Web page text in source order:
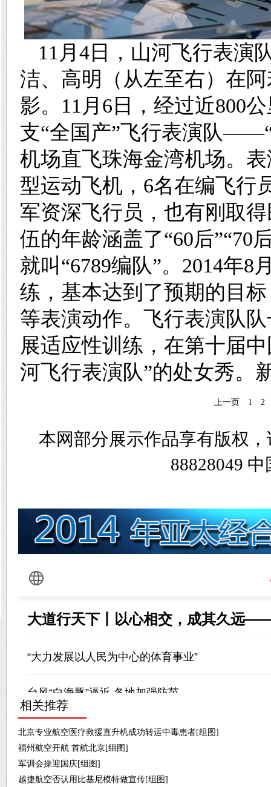
11月4日，山河飞行表演
洁、高明（从左至右）在
影。11月6日，经过近800
支“全国产”飞行表演队
机场直飞珠海金湾机场。
型运动飞机，6名在编飞行
军资深飞行员，也有刚取
伍的年龄涵盖了“60后”“70
就叫“6789编队”。2014年
练，基本达到了预期的目
等表演动作。飞行表演队
展适应性训练，在第十届
河飞行表演队”的处女秀。
上一页 1 2
本网部分展示作品享有版权
88828049
相关推荐
北京专业航空医疗救援直升机成功转运中毒患者[组图]
福州航空开航 首航北京[组图]
军训会操迎国庆[组图]
越捷航空否认用比基尼模特做宣传[组图]